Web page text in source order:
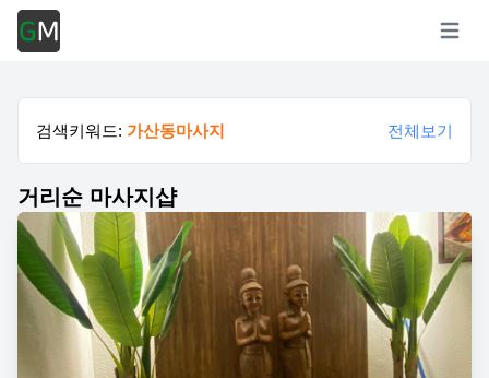
Open
검색키워드: 가산동마사지 전체보기
거리순 마사지샵